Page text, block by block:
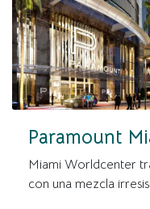
Paramount
Miami Worldcenter
con una mezcla